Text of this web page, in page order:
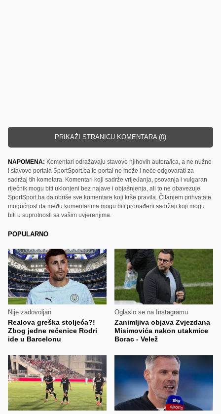
PRIKAŽI STRANICU KOMENTARA (0)
NAPOMENA: Komentari odražavaju stavove njihovih autora/ica, a ne nužno
i stavove portala SportSport.ba te portal ne može i neće odgovarati za
sadržaj tih kometara. Komentari koji sadrže vrijeđanja, psovanja i vulgaran
riječnik mogu biti uklonjeni bez najave i objašnjenja, ali to ne obavezuje
SportSport.ba da obriše sve komentare koji krše pravila. Čitanjem prihvatate
mogućnost da među komentarima mogu biti pronađeni sadržaji koji mogu
biti u suprotnosti sa vašim uvjerenjima.
POPULARNO
Nije zadovoljan
Realova greška stoljeća?!
Zbog jedne rečenice Rodri
ide u Barcelonu
Oglasio se na Instagramu
Zanimljiva objava Zvjezdana
Misimovića nakon utakmice
Borac - Velež